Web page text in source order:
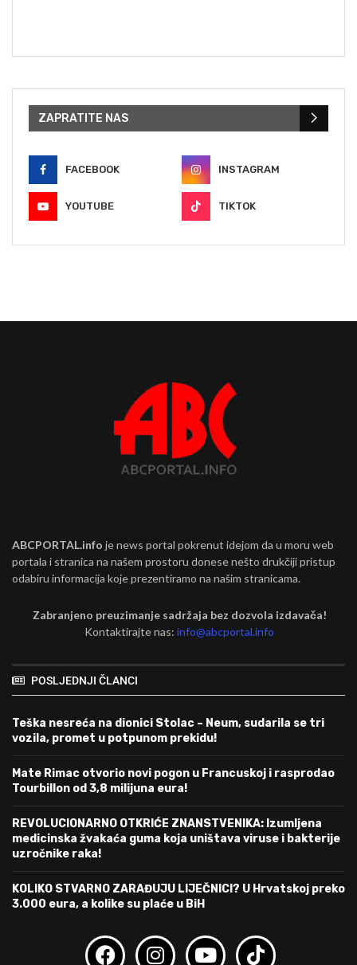
ZAPRATITE NAS
FACEBOOK INSTAGRAM
YOUTUBE TIKTOK
ABCPORTAL.info je news portal pokrenut idejom da u moru web
portala i stranica na našem prostoru donese nešto drukčiji pristup
odabiru informacija koje prezentiramo na našim stranicama.
Zabranjeno preuzimanje sadržaja bez dozvola izdavača!
Kontaktirajte nas:info@abcportal.info
POSLJEDNJI ČLANCI
Teška nesreća na dionici Stolac – Neum, sudarila se tri
vozila, promet u potpunom prekidu!
Mate Rimac otvorio novi pogon u Francuskoj i rasprodao
Tourbillon od 3,8 milijuna eura!
REVOLUCIONARNO OTKRIĆE ZNANSTVENIKA: Izumljena
medicinska žvakaća guma koja uništava viruse i bakterije
uzročnike raka!
KOLIKO STVARNO ZARAĐUJU LIJEČNICI? U Hrvatskoj preko
3.000 eura, a kolike su plaće u BiH